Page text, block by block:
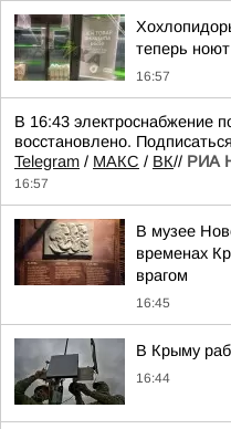
теперь
16:57
В 16:43 электроснабжение
восстановлено.
Telegram / МАКС / ВК// РИА
16:57
В музее
временах
врагом
16:45
В Крыму
16:44